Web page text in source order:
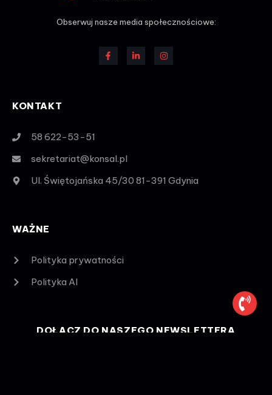
Obserwuj nasze media społecznościowe:
KONTAKT
58 622-53-51
sekretariat@konsal.pl
Ul. Świętojańska 45/30 81-391 Gdynia
WAŻNE
Polityka prywatności
Polityka AI
DOŁĄCZ DO NASZEGO NEWSLETTERA